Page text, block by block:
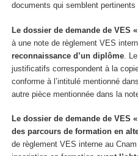
documents qui semblent pertinents
Le dossier de demande de VES
à une note de règlement VES
reconnaissance d’un diplôme .
justificatifs correspondent à la
conforme à l’intitulé mentionné
autre pièce mentionnée dans la
Le dossier de demande de VES
des parcours de formation en
de règlement VES interne au